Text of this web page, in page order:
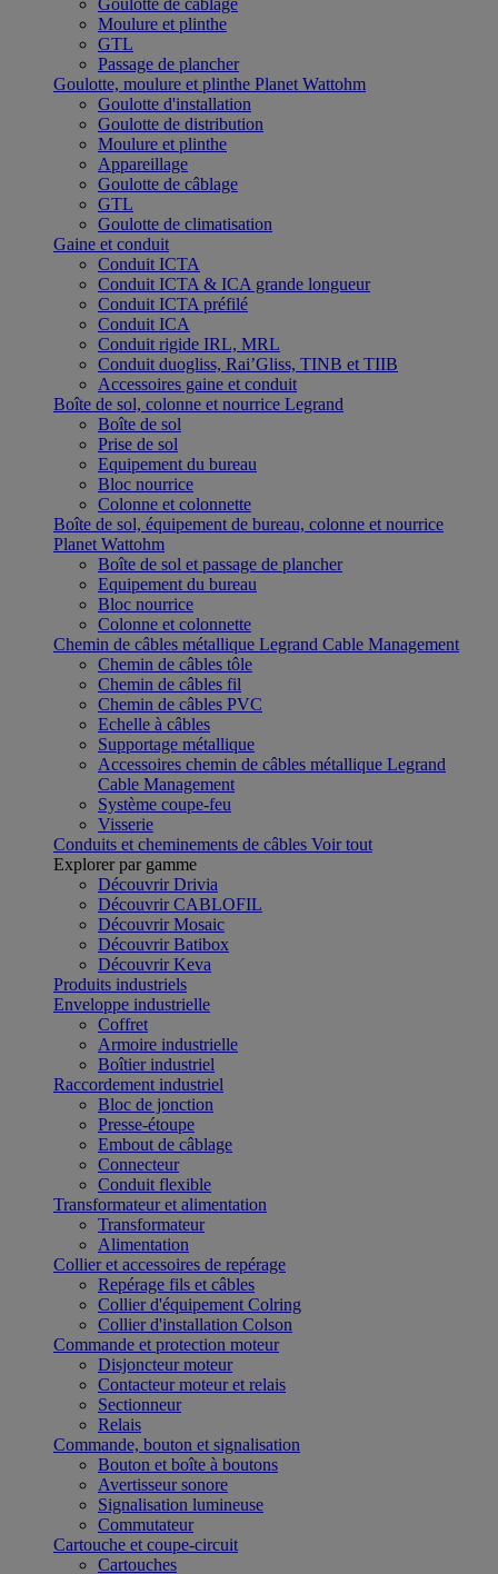
Goulotte de câblage
Moulure et plinthe
GTL
Passage de plancher
Goulotte, moulure et plinthe Planet Wattohm
Goulotte d'installation
Goulotte de distribution
Moulure et plinthe
Appareillage
Goulotte de câblage
GTL
Goulotte de climatisation
Gaine et conduit
Conduit ICTA
Conduit ICTA & ICA grande longueur
Conduit ICTA préfilé
Conduit ICA
Conduit rigide IRL, MRL
Conduit duogliss, Rai’Gliss, TINB et TIIB
Accessoires gaine et conduit
Boîte de sol, colonne et nourrice Legrand
Boîte de sol
Prise de sol
Equipement du bureau
Bloc nourrice
Colonne et colonnette
Boîte de sol, équipement de bureau, colonne et nourrice
Planet Wattohm
Boîte de sol et passage de plancher
Equipement du bureau
Bloc nourrice
Colonne et colonnette
Chemin de câbles métallique Legrand Cable Management
Chemin de câbles tôle
Chemin de câbles fil
Chemin de câbles PVC
Echelle à câbles
Supportage métallique
Accessoires chemin de câbles métallique Legrand
Cable Management
Système coupe-feu
Visserie
Conduits et cheminements de câbles Voir tout
Explorer par gamme
Découvrir Drivia
Découvrir CABLOFIL
Découvrir Mosaic
Découvrir Batibox
Découvrir Keva
Produits industriels
Enveloppe industrielle
Coffret
Armoire industrielle
Boîtier industriel
Raccordement industriel
Bloc de jonction
Presse-étoupe
Embout de câblage
Connecteur
Conduit flexible
Transformateur et alimentation
Transformateur
Alimentation
Collier et accessoires de repérage
Repérage fils et câbles
Collier d'équipement Colring
Collier d'installation Colson
Commande et protection moteur
Disjoncteur moteur
Contacteur moteur et relais
Sectionneur
Relais
Commande, bouton et signalisation
Bouton et boîte à boutons
Avertisseur sonore
Signalisation lumineuse
Commutateur
Cartouche et coupe-circuit
Cartouches